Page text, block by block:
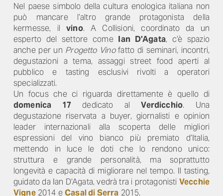
Nel paese simbolo della cultura enologica italiana non
può mancare l’altro grande protagonista della
kermesse, ilvino. A Collisioni, coordinato da un
esperto del settore come Ian D’Agata, c’è spazio
anche per un Progetto Vinofatto di seminari, incontri,
degustazioni a tema, assaggi street food aperti al
pubblico e tasting esclusivi rivolti a operatori
specializzati.
Un focus che ci riguarda direttamente è quello di
domenica 17 dedicato alVerdicchio. Una
degustazione riservata a buyer, giornalisti e opinion
leader internazionali alla scoperta delle migliori
espressioni del vino bianco più premiato d’Italia,
mettendo in luce le doti che lo rendono unico:
struttura e grande personalità, ma soprattutto
longevità e capacità di migliorare nel tempo. Il tasting,
guidato da Ian D’Agata, vedrà tra i protagonisti Vecchie
Vigne2014 eCasal di Serra 2015.